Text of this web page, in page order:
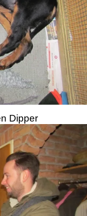
Dipper